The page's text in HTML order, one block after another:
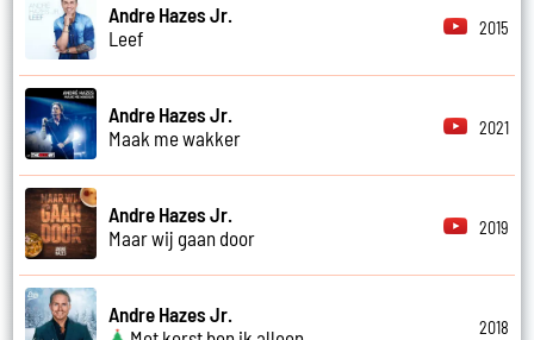
Andre Hazes Jr.
Leef
2015
Andre Hazes Jr.
Maak me wakker
2021
Andre Hazes Jr.
Maar wij gaan door
2019
Andre Hazes Jr.
2018